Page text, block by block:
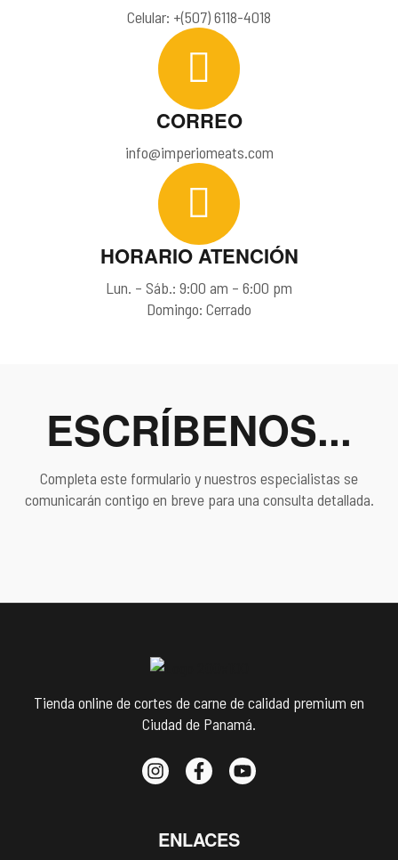
Celular: +(507) 6118-4018
CORREO
info@imperiomeats.com
HORARIO ATENCIÓN
Lun. – Sáb.: 9:00 am – 6:00 pm
Domingo: Cerrado
ESCRÍBENOS...
Completa este formulario y nuestros especialistas se
comunicarán contigo en breve para una consulta detallada.
Tienda online de cortes de carne de calidad premium en
Ciudad de Panamá.
ENLACES